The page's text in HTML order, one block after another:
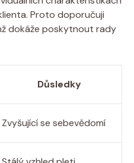
Proto doporučuji
dokáže ⁢poskytnout rady
Důsledky
Zvyšující se⁢ sebevědomí